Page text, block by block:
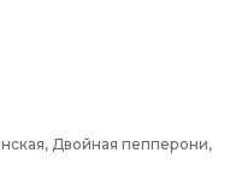
Двойная пепперони,